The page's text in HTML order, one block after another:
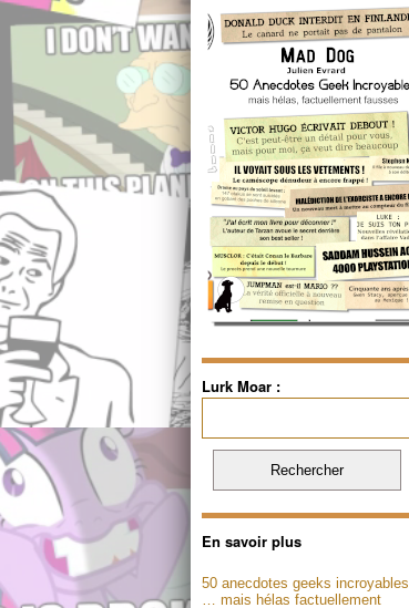
Lurk Moar :
En savoir plus
50 anecdotes geeks incroyables
… mais hélas factuellement